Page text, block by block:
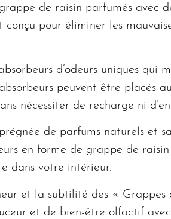
de raisin parfumés
conçu pour éliminer les
d’odeurs uniques
peuvent être placés
nécessiter de recharge ni
de parfums naturels et
en forme de grappe de
dans votre intérieur.
et la subtilité des «
et de bien-être olfactif